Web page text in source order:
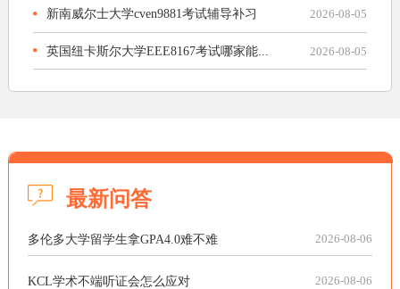
新南威尔士大学cven9881考试辅导补习 2026-08-05
英国纽卡斯尔大学EEE8167考试哪家能... 2026-08-05
最新问答
多伦多大学留学生拿GPA4.0难不难 2026-08-06
KCL学术不端听证会怎么应对 2026-08-06